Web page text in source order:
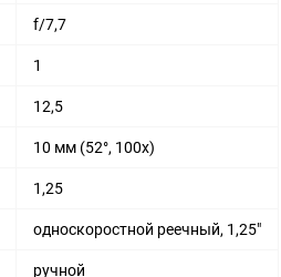
f/7,7
1
12,5
10 мм (52°, 100х)
1,25
односкоростной реечный, 1,25"
ручной